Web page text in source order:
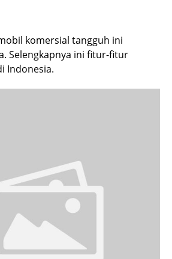
komersial tangguh ini
Selengkapnya ini fitur-fitur
Indonesia.